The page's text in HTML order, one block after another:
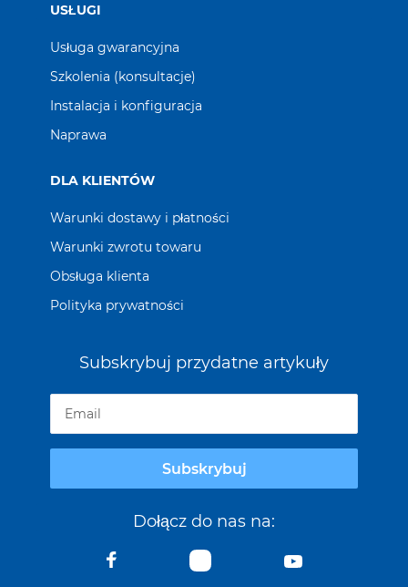
USŁUGI
Usługa gwarancyjna
Szkolenia (konsultacje)
Instalacja i konfiguracja
Naprawa
DLA KLIENTÓW
Warunki dostawy i płatności
Warunki zwrotu towaru
Obsługa klienta
Polityka prywatności
Subskrybuj przydatne artykuły
Subskrybuj
Dołącz do nas na: